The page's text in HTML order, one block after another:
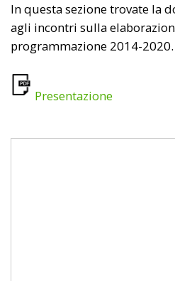
In questa sezione trovate la
agli incontri sulla
programmazione 2014-2020.
Presentazione